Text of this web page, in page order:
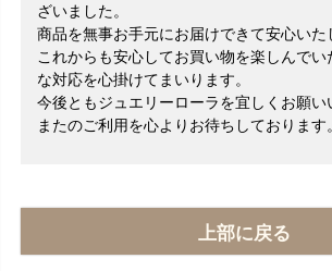
ざいました。
商品を無事お手元にお届けできて安心いた
これからも安心してお買い物を楽しんで
な対応を心掛けてまいります。
今後ともジュエリーローラを宜しくお願い
またのご利用を心よりお待ちしております。
上部に戻る